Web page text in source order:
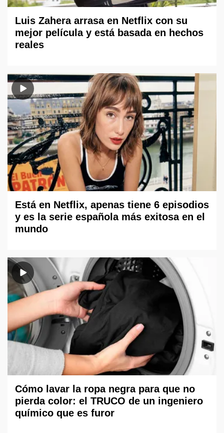
Luis Zahera arrasa en Netflix con su
mejor película y está basada en hechos
reales
Está en Netflix, apenas tiene 6 episodios
y es la serie española más exitosa en el
mundo
Cómo lavar la ropa negra para que no
pierda color: el TRUCO de un ingeniero
químico que es furor